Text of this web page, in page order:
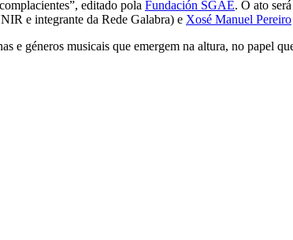
editado pola Fundación SGAE. O ato
e integrante da Rede Galabra) e Xosé Manuel Pereiro
géneros musicais que emergem na altura, no papel